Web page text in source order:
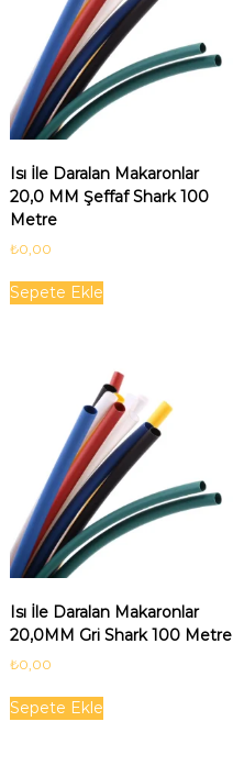
Isı İle Daralan Makaronlar
20,0 MM Şeffaf Shark 100
Metre
₺0,00
Sepete Ekle
Isı İle Daralan Makaronlar
20,0MM Gri Shark 100 Metre
₺0,00
Sepete Ekle